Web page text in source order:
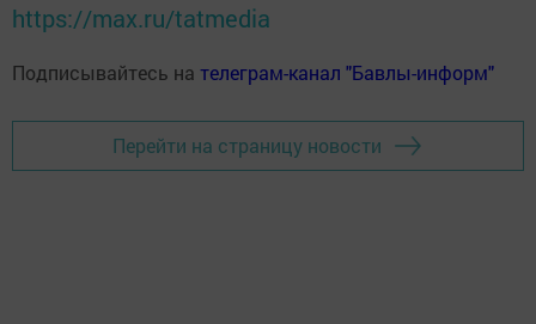
https://max.ru/tatmedia
Подписывайтесь на телеграм-канал "Бавлы-информ"
Перейти на страницу новости